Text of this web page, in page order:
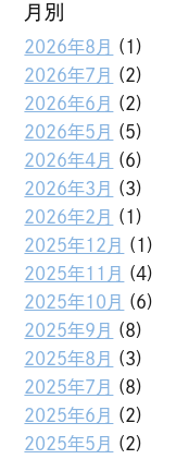
月別
2026年8月
(1)
2026年7月
(2)
2026年6月
(2)
2026年5月
(5)
2026年4月
(6)
2026年3月
(3)
2026年2月
(1)
2025年12月
(1)
2025年11月
(4)
2025年10月
(6)
2025年9月
(8)
2025年8月
(3)
2025年7月
(8)
2025年6月
(2)
2025年5月
(2)